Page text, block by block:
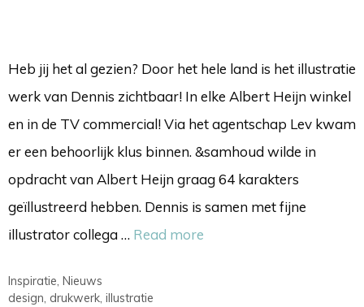
Heb jij het al gezien? Door het hele land is het illustratie
werk van Dennis zichtbaar! In elke Albert Heijn winkel
en in de TV commercial! Via het agentschap Lev kwam
er een behoorlijk klus binnen. &samhoud wilde in
opdracht van Albert Heijn graag 64 karakters
geïllustreerd hebben. Dennis is samen met fijne
illustrator collega … Read more
Categorieën
Inspiratie, Nieuws
Tags
design, drukwerk, illustratie